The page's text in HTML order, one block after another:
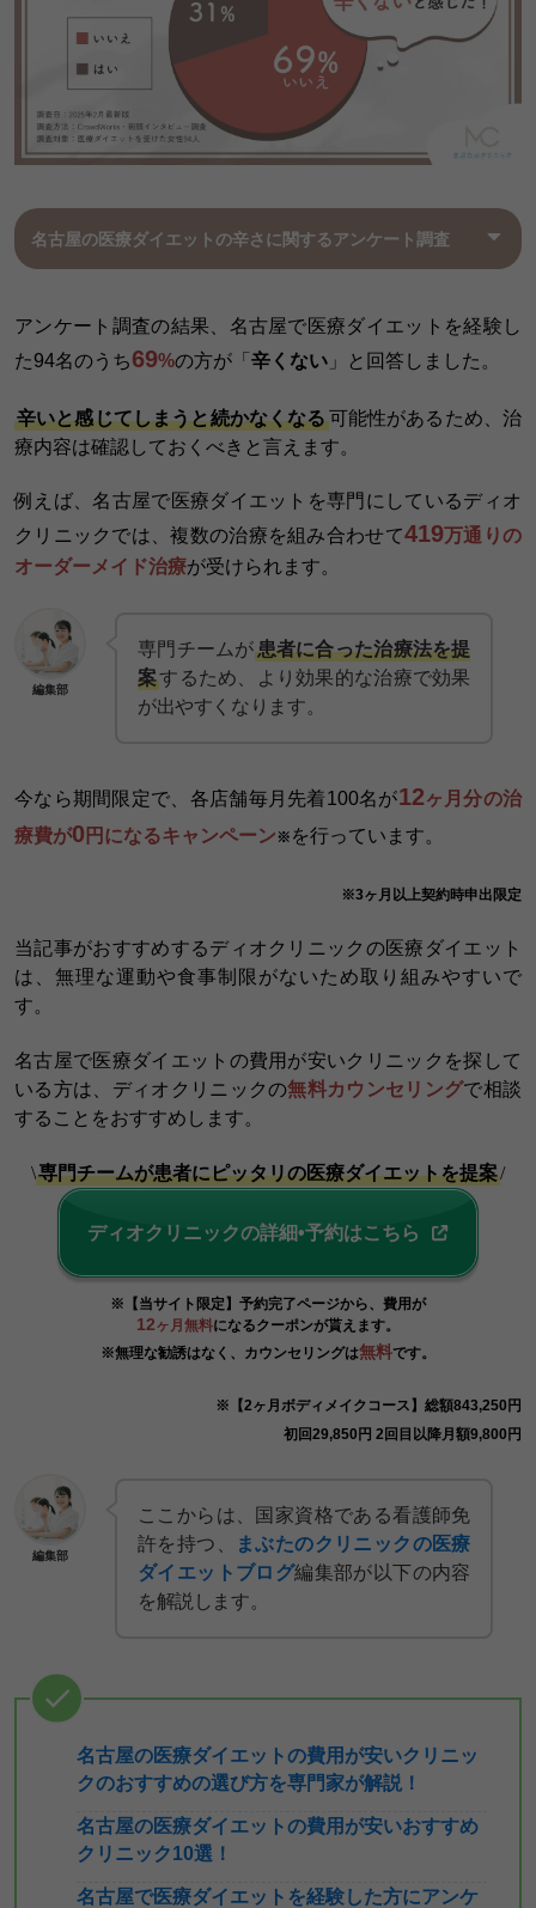
名古屋の医療ダイエットの辛さに関するアンケート調査
アンケート調査の結果、名古屋で医療ダイエットを経験し
た94名のうち69%の方が「 辛くない 」と回答しました。
辛いと感じてしまうと続かなくなる可能性があるため、治
療内容は確認しておくべきと言えます。
例えば、名古屋で医療ダイエットを専門にしているディオ
クリニックでは、複数の治療を組み合わせて419万通りの
オーダーメイド治療が受けられます。
編集部
専門チームが患者に合った治療法を提
案するため、より効果的な治療で効果
が出やすくなります。
今なら期間限定で、各店舗毎月先着100名が12ヶ月分の治
療費が0 円になるキャンペーン※ を行っています。
※3ヶ月以上契約時申出限定
当記事がおすすめするディオクリニックの医療ダイエット
は、無理な運動や食事制限がないため取り組みやすいで
す。
名古屋で医療ダイエットの費用が安いクリニックを探して
いる方は、ディオクリニックの無料カウンセリングで相談
することをおすすめします。
\専門チームが患者にピッタリの医療ダイエットを提案/
ディオクリニックの詳細•予約はこちら
※【当サイト限定】予約完了ページから、費用が
12ヶ月無料になるクーポンが貰えます。
※無理な勧誘はなく、カウンセリングは無料です。
※【2ヶ月ボディメイクコース】総額843,250円
初回29,850円 2回目以降月額9,800円
編集部
ここからは、国家資格である看護師免
許を持つ、
まぶたのクリニックの医療
ダイエットブログ編集部が以下の内容
を解説します。
名古屋の医療ダイエットの費用が安いクリニッ
クのおすすめの選び方を専門家が解説！
名古屋の医療ダイエットの費用が安いおすすめ
クリニック10選！
名古屋で医療ダイエットを経験した方にアンケ